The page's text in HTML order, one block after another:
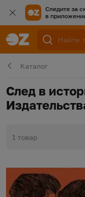
Следите за
в
Каталог
След в
1 товар